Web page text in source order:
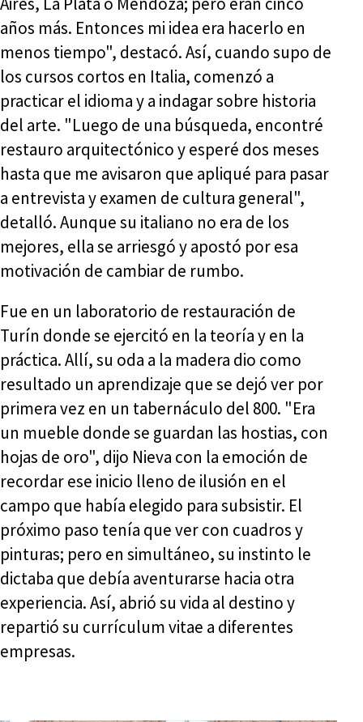
años más. Entonces mi idea era hacerlo en
menos tiempo", destacó. Así, cuando supo de
los cursos cortos en Italia, comenzó a
practicar el idioma y a indagar sobre historia
del arte. "Luego de una búsqueda, encontré
restauro arquitectónico y esperé dos meses
hasta que me avisaron que apliqué para pasar
a entrevista y examen de cultura general",
detalló. Aunque su italiano no era de los
mejores, ella se arriesgó y apostó por esa
motivación de cambiar de rumbo.
Fue en un laboratorio de restauración de
Turín donde se ejercitó en la teoría y en la
práctica. Allí, su oda a la madera dio como
resultado un aprendizaje que se dejó ver por
primera vez en un tabernáculo del 800. "Era
un mueble donde se guardan las hostias, con
hojas de oro", dijo Nieva con la emoción de
recordar ese inicio lleno de ilusión en el
campo que había elegido para subsistir. El
próximo paso tenía que ver con cuadros y
pinturas; pero en simultáneo, su instinto le
dictaba que debía aventurarse hacia otra
experiencia. Así, abrió su vida al destino y
repartió su currículum vitae a diferentes
empresas.